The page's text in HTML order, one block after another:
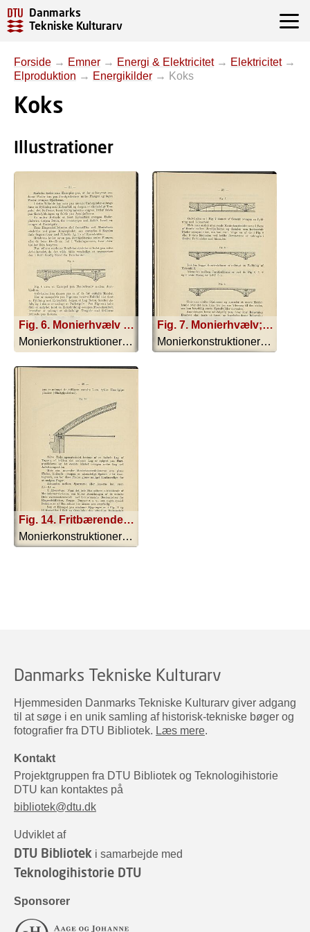
Danmarks
Tekniske Kulturarv
Forside → Emner → Energi & Elektricitet→ Elektricitet→
Elproduktion → Energikilder → Koks
Koks
Illustrationer
Fig. 6. Monierhvælv mellem Jernbjælker
Monierkonstruktionerne - 1893
Fig. 7. Monierhvælv; Fig. 8. Monerhvælv; Fig. 9. Monierhvælv
Monierkonstruktionerne - 1893
Fig. 14. Fritbærende Moniertag
Monierkonstruktionerne - 1893
Danmarks Tekniske Kulturarv
Hjemmesiden Danmarks Tekniske Kulturarv giver adgang
til at søge i en unik samling af historisk-tekniske bøger og
fotografier fra DTU Bibliotek. Læs mere.
Kontakt
Projektgruppen fra DTU Bibliotek og Teknologihistorie
DTU kan kontaktes på
bibliotek@dtu.dk
Udviklet af
DTU Bibliotek i samarbejde med
Teknologihistorie DTU
Sponsorer